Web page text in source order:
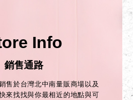
Info
銷售通路
售於台灣北中南量販商場以及
來找找與你最相近的地點與可